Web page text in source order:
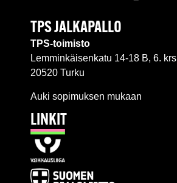
TPS JALKAPALLO
TPS-toimisto
Lemminkäisenkatu 14-18 B, 6. krs
20520 Turku
Auki sopimuksen mukaan
LINKIT